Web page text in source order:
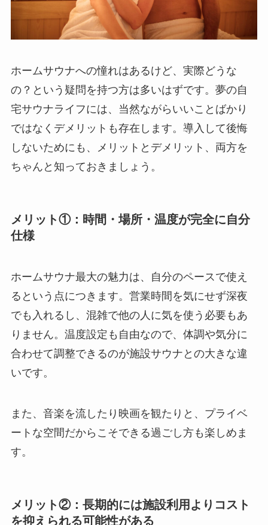
ホームサウナへの憧れはあるけど、実際どうな
の？という疑問を持つ方は多いはずです。夢の自
宅サウナライフには、当然ながらいいことばかり
ではなくデメリットも存在します。導入して後悔
しないためにも、メリットとデメリット、両方を
ちゃんと知っておきましょう。
メリット①：時間・場所・温度が完全に自分
仕様
ホームサウナ最大の魅力は、自分のペースで使え
るという点につきます。営業時間を気にせず深夜
でも入れるし、混雑で他の人に気を使う必要もあ
りません。温度設定も自由なので、体調や気分に
合わせて調整できるのが施設サウナとの大きな違
いです。
また、音楽を流したり映画を観たりと、プライベ
ートな空間だからこそできる過ごし方も楽しめま
す。
メリット②：長期的には施設利用よりコスト
を抑えられる可能性がある